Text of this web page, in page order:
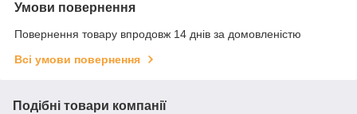
Умови повернення
Повернення товару впродовж 14 днів за домовленістю
Всі умови повернення
Подібні товари компанії